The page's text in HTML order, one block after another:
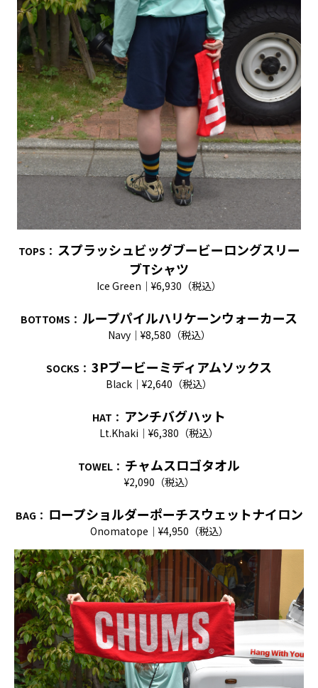
TOPS ： スプラッシュビッグブービーロングスリー
ブTシャツ
Ice Green｜¥6,930（税込）
BOTTOMS ： ループパイルハリケーンウォーカース
Navy｜¥8,580（税込）
SOCKS ： 3Pブービーミディアムソックス
Black｜¥2,640（税込）
HAT ： アンチバグハット
Lt.Khaki｜¥6,380（税込）
TOWEL ： チャムスロゴタオル
¥2,090（税込）
BAG： ロープショルダーポーチスウェットナイロン
Onomatope｜¥4,950（税込）